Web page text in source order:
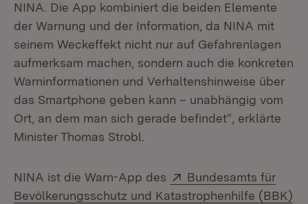
NINA. Die App kombiniert die beiden Elemente
der Warnung und der Information, da NINA mit
seinem Weckeffekt nicht nur auf Gefahrenlagen
aufmerksam machen, sondern auch die konkreten
Warninformationen und Verhaltenshinweise über
das Smartphone geben kann – unabhängig vom
Ort, an dem man sich gerade befindet“, erklärte
Minister Thomas Strobl.
NINA ist die Warn-App des Extern:
Bundesamts für
Bevölkerungsschutz und Katastrophenhilfe (BBK)